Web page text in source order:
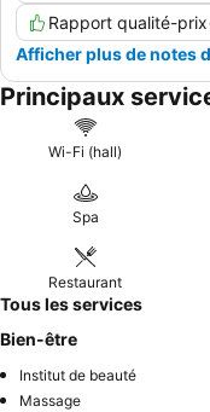
Rapport qualité-prix
Afficher plus de notes
Principaux
Wi-Fi (hall)
Spa
Restaurant
Tous les services
Bien-être
Institut de beauté
Massage